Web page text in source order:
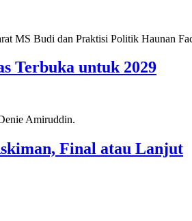
Terbuka untuk 2029
Final atau Lanjut